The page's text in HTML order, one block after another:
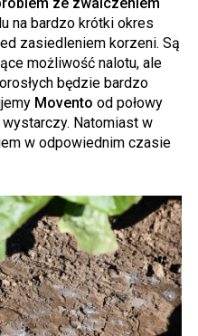
na bardzo krótki okres
zasiedleniem korzeni. Są
możliwość nalotu, ale
będzie bardzo
Movento od połowy
Natomiast w
w odpowiednim czasie